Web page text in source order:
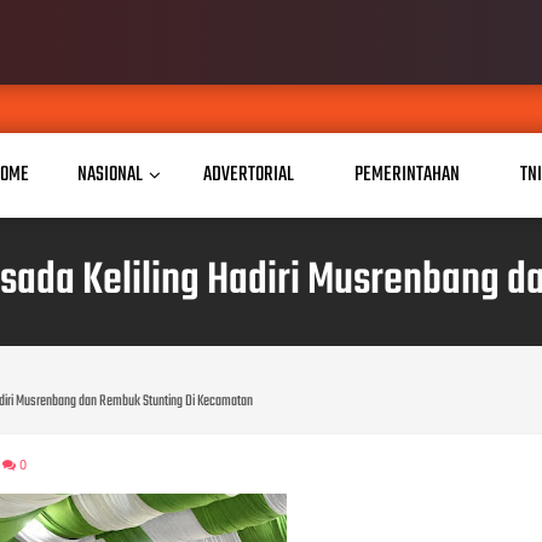
NASIONAL ADVERTORIAL PEMERINTAHAN
Keliling Hadiri Musrenbang
Musrenbang dan Rembuk Stunting Di Kecamatan
0